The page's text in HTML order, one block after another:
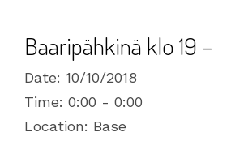
Baaripähkinä klo 19 –
Date: 10/10/2018
Time: 0:00 - 0:00
Location: Base